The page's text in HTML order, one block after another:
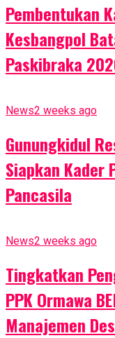
Pembentukan
Kesbangpol
Paskibraka
News2 weeks ago
Gunungkidul
Siapkan Kader
Pancasila
News2 weeks ago
Tingkatkan
PPK Ormawa
Manajemen